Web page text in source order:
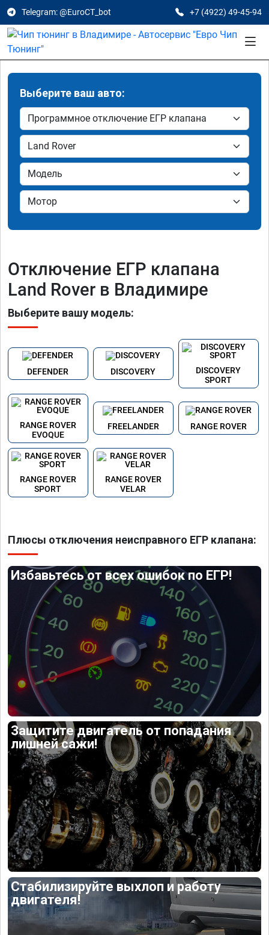
Telegram: @EuroCT_bot +7 (4922) 49-45-94
Выберите ваш авто:
Отключение ЕГР клапана
Land Rover в Владимире
Выберите вашу модель:
DEFENDER DISCOVERY
DISCOVERY
SPORT
RANGE ROVER
EVOQUE
FREELANDER RANGE ROVER
RANGE ROVER
SPORT
RANGE ROVER
VELAR
Плюсы отключения неисправного ЕГР клапана:
Избавьтесь от всех ошибок по ЕГР!
Защитите двигатель от попадания
лишней сажи!
Стабилизируйте выхлоп и работу
двигателя!